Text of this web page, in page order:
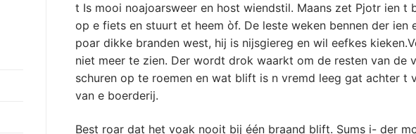
t Is mooi noajoarsweer en host wiendstil. Maans zet Pjotr ien t
op e fiets en stuurt et heem òf. De leste weken bennen der ien
poar dikke branden west, hij is nijsgiereg en wil eefkes
niet meer te zien. Der wordt drok waarkt om de resten van de
schuren op te roemen en wat blift is n vremd leeg gat achter t
van e boerderij.
Best roar dat het voak nooit bij één braand blift. Sums i- der